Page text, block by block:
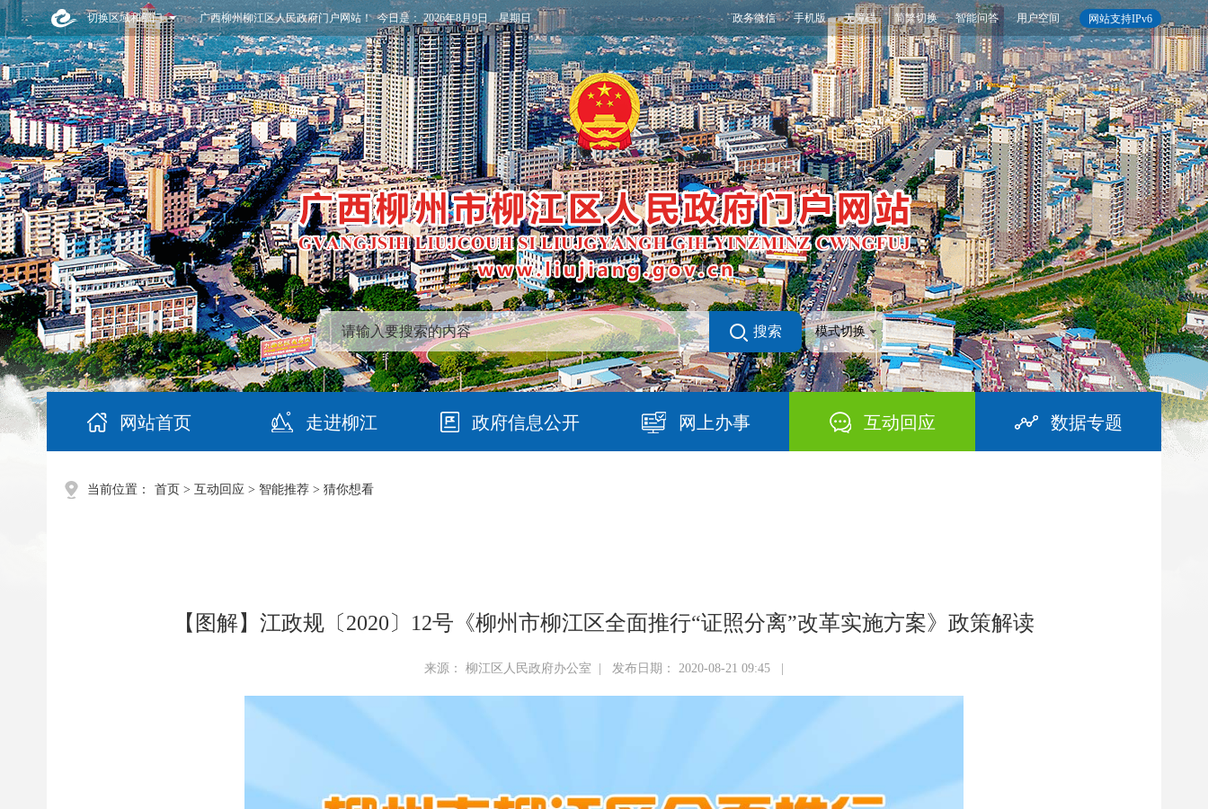
切换区域和部门 网站支持IPv6
政务微信 手机版 无障碍 简繁切换 智能问答 用户空间
广西柳州柳江区人民政府门户网站！ 今日是：2026年8月9日 星期日
搜索 模式切换
网站首页 走进柳江 政府信息公开 网上办事 互动回应 数据专题
当前位置： 首页 > 互动回应 > 智能推荐 > 猜你想看
【图解】江政规〔2020〕12号《柳州市柳江区全面推行“证照分离”改革实施方案》政策解读
来源： 柳江区人民政府办公室 | 发布日期： 2020-08-21 09:45 |